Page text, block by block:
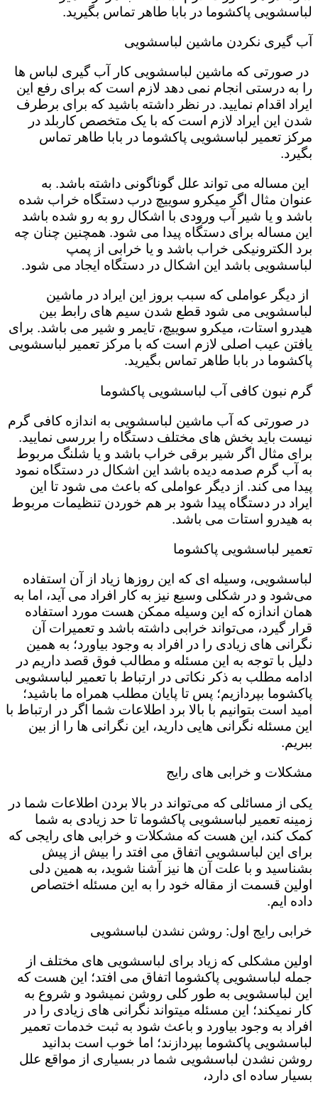
لباسشویی پاکشوما در بابا طاهر تماس بگیرید.
آب گیری نکردن ماشین لباسشویی
در صورتی که ماشین لباسشویی کار آب گیری لباس ها
را به درستی انجام نمی دهد لازم است که برای رفع این
ایراد اقدام نمایید. در نظر داشته باشید که برای برطرف
شدن این ایراد لازم است که با یک متخصص کاربلد در
مرکز تعمیر لباسشویی پاکشوما در بابا طاهر تماس
بگیرد.
این مساله می تواند علل گوناگونی داشته باشد. به
عنوان مثال اگر میکرو سوییچ درب دستگاه خراب شده
باشد و یا شیر آب ورودی با اشکال رو به رو شده باشد
این مساله برای دستگاه پیدا می شود. همچنین چنان چه
برد الکترونیکی خراب باشد و یا خرابی از پمپ
لباسشویی باشد این اشکال در دستگاه ایجاد می شود.
از دیگر عواملی که سبب بروز این ایراد در ماشین
لباسشویی می شود قطع شدن سیم های رابط بین
هیدرو استات، میکرو سوییچ، تایمر و شیر می باشد. برای
یافتن عیب اصلی لازم است که با مرکز تعمیر لباسشویی
پاکشوما در بابا طاهر تماس بگیرید.
گرم نبون کافی آب لباسشویی پاکشوما
در صورتی که آب ماشین لباسشویی به اندازه کافی گرم
نیست باید بخش های مختلف دستگاه را بررسی نمایید.
برای مثال اگر شیر برقی خراب باشد و یا شلنگ مربوط
به آب گرم صدمه دیده باشد این اشکال در دستگاه نمود
پیدا می کند. از دیگر عواملی که باعث می شود تا این
ایراد در دستگاه پیدا شود بر هم خوردن تنظیمات مربوط
به هیدرو استات می باشد.
تعمیر لباسشویی پاکشوما
لباسشویی، وسیله ای که این روزها زیاد از آن استفاده
می‌شود و در شکلی وسیع نیز به کار افراد می آید، اما به
همان اندازه که این وسیله ممکن هست مورد استفاده
قرار گیرد، می‌تواند خرابی داشته باشد و تعمیرات آن
نگرانی های زیادی را در افراد به وجود بیاورد؛ به همین
دلیل با توجه به این مسئله و مطالب فوق قصد داریم در
ادامه مطلب به ذکر نکاتی در ارتباط با تعمیر لباسشویی
پاکشوما بپردازیم؛ پس تا پایان مطلب همراه ما باشید؛
امید است بتوانیم با بالا برد اطلاعات شما اگر در ارتباط با
این مسئله نگرانی هایی دارید، این نگرانی ها را از بین
ببریم.
مشکلات و خرابی های رایج
یکی از مسائلی که می‌تواند در بالا بردن اطلاعات شما در
زمینه تعمیر لباسشویی پاکشوما تا حد زیادی به شما
کمک کند، این هست که مشکلات و خرابی های رایجی که
برای این لباسشویی اتفاق می افتد را بیش از پیش
بشناسید و با علت آن ها نیز آشنا شوید، به همین دلی
اولین قسمت از مقاله خود را به این مسئله اختصاص
داده ایم.
خرابی رایج اول: روشن نشدن لباسشویی
اولین مشکلی که زیاد برای لباسشویی های مختلف از
جمله لباسشویی پاکشوما اتفاق می افتد؛ این هست که
این لباسشویی به طور کلی روشن نمیشود و شروع به
کار نمیکند؛ این مسئله میتواند نگرانی های زیادی را در
افراد به وجود بیاورد و باعث شود به ثبت خدمات تعمیر
لباسشویی پاکشوما بپردازند؛ اما خوب است بدانید
روشن نشدن لباسشویی شما در بسیاری از مواقع علل
بسیار ساده ای دارد،